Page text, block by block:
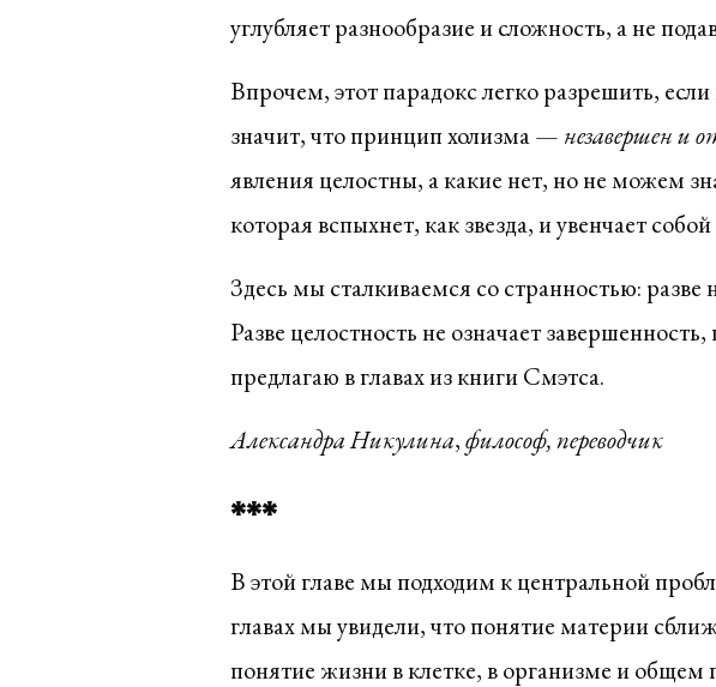
углубляет разнообразие и сложность, а не
Впрочем, этот парадокс легко разрешить,
значит, что принцип холизма — незавершен и
явления целостны, а какие нет, но не можем
которая вспыхнет, как звезда, и увенчает
Здесь мы сталкиваемся со странностью:
Разве целостность не означает
предлагаю в главах из книги Смэтса.
Александра Никулина,философ, переводчик
***
В этой главе мы подходим к центральной
главах мы увидели, что понятие материи
понятие жизни в клетке, в организме и